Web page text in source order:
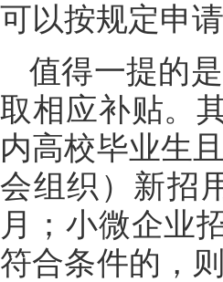
可以按规定申
值得一提的
取相应补贴。
内高校毕业生
会组织）新招
月；小微企业
符合条件的，